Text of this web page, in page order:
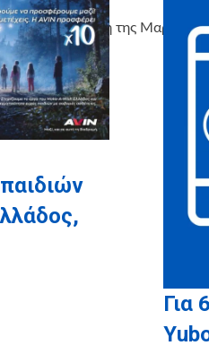
περιττός.
να γίνει η ευχή της Μαρίνας
Για